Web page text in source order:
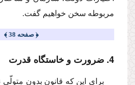
مربوطه سخن خواهیم گفت.
﴿ صفحه 38 ﴾
4. ضرورت و خاستگاه قدرت
براى این كه قانون بدون متولّى